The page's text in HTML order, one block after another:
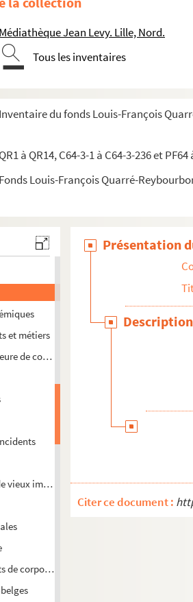
Médiathèque Jean Levy. Lille, Nord.
Tous les inventaires
Inventaire du fonds Louis-François
QR1 à QR14, C64-3-1 à C64-3-236 et PF64
Fonds Louis-François Quarré-
du Nord
de la ville
Dieu de Marcq
et métiers
de commerce
vieux imprimés
de corporation
Présentation
Citer ce document :